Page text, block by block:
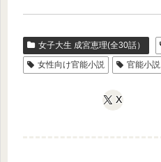
女子大生 成宮恵理(全30話）
女性向け官能小説
官能小説
X